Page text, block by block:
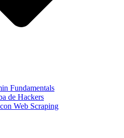
Fundamentals
de Hackers
Web Scraping